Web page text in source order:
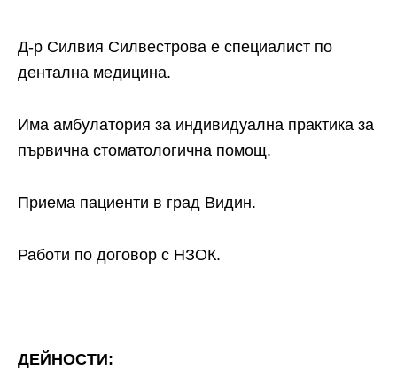
Д-р Силвия Силвестрова е специалист по
дентална медицина.
Има амбулатория за индивидуална практика за
първична стоматологична помощ.
Приема пациенти в град Видин.
Работи по договор с НЗОК.
ДЕЙНОСТИ: